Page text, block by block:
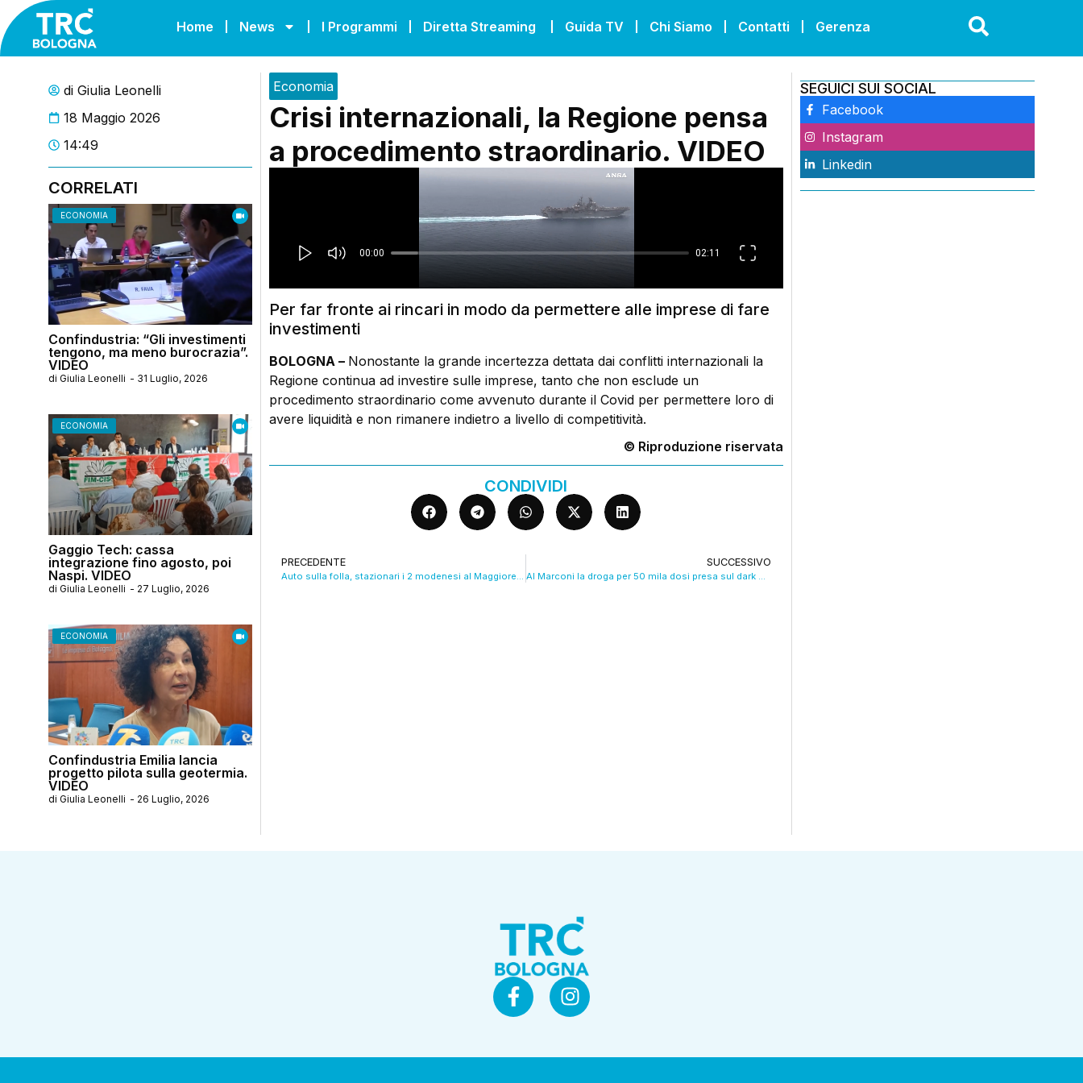
Home News I Programmi Diretta Streaming Guida TV Chi Siamo Contatti Gerenza
di Giulia Leonelli
18 Maggio 2026
14:49
CORRELATI
ECONOMIA
Confindustria: “Gli investimenti
tengono, ma meno burocrazia”.
VIDEO
di Giulia Leonelli - 31 Luglio, 2026
ECONOMIA
Gaggio Tech: cassa
integrazione fino agosto, poi
Naspi. VIDEO
di Giulia Leonelli - 27 Luglio, 2026
ECONOMIA
Confindustria Emilia lancia
progetto pilota sulla geotermia.
VIDEO
di Giulia Leonelli - 26 Luglio, 2026
Economia
Crisi internazionali, la Regione pensa
a procedimento straordinario. VIDEO
Per far fronte ai rincari in modo da permettere alle imprese di fare
investimenti
BOLOGNA – Nonostante la grande incertezza dettata dai conflitti internazionali la
Regione continua ad investire sulle imprese, tanto che non esclude un
procedimento straordinario come avvenuto durante il Covid per permettere loro di
avere liquidità e non rimanere indietro a livello di competitività.
© Riproduzione riservata
CONDIVIDI
PRECEDENTE
Auto sulla folla, stazionari i 2 modenesi al Maggiore. VIDEO
SUCCESSIVO
Al Marconi la droga per 50 mila dosi presa sul dark web
SEGUICI SUI SOCIAL
Facebook
Instagram
Linkedin